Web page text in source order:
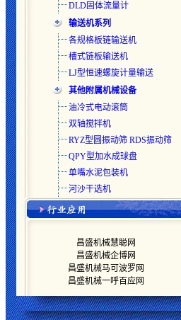
DLD固体流量计
输送机系列
各规格板链输送机
槽式链板输送机
LJ型恒速螺旋计量输送
其他附属机械设备
油冷式电动滚筒
双轴搅拌机
RYZ型圆振动筛 RDS振动筛
QPY型加水成球盘
单嘴水泥包装机
河沙干选机
昌盛机械慧聪网
昌盛机械企博网
昌盛机械马可波罗网
昌盛机械一呼百应网